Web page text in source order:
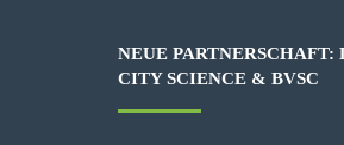
NEUE PARTNERSCHAFT:
CITY SCIENCE & BVSC